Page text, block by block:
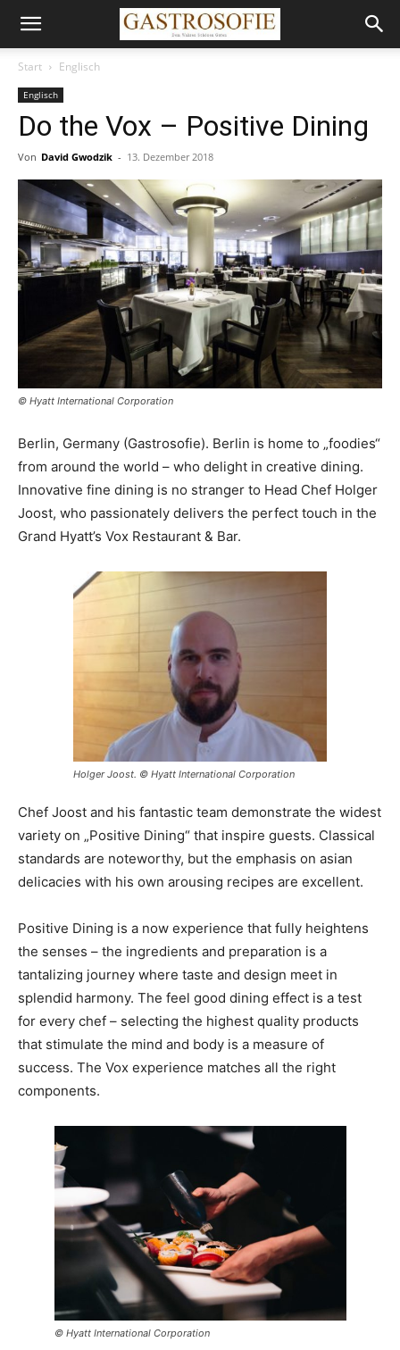
Start Englisch
Englisch
Do the Vox – Positive Dining
Von David Gwodzik - 13. Dezember 2018
© Hyatt International Corporation
Berlin, Germany (Gastrosofie). Berlin is home to „foodies“
from around the world – who delight in creative dining.
Innovative fine dining is no stranger to Head Chef Holger
Joost, who passionately delivers the perfect touch in the
Grand Hyatt’s Vox Restaurant & Bar.
Holger Joost. © Hyatt International Corporation
Chef Joost and his fantastic team demonstrate the widest
variety on „Positive Dining“ that inspire guests. Classical
standards are noteworthy, but the emphasis on asian
delicacies with his own arousing recipes are excellent.
Positive Dining is a now experience that fully heightens
the senses – the ingredients and preparation is a
tantalizing journey where taste and design meet in
splendid harmony. The feel good dining effect is a test
for every chef – selecting the highest quality products
that stimulate the mind and body is a measure of
success. The Vox experience matches all the right
components.
© Hyatt International Corporation